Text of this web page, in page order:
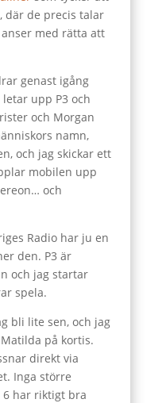
där de precis talar
med rätta att
genast igång
letar upp P3 och
och Morgan
namn,
och jag skickar ett
mobilen upp
och
Radio har ju en
den. P3 är
och jag startar
spela.
bli lite sen, och jag
på kortis.
direkt via
Inga större
6 har riktigt bra